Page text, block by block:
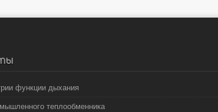
функции дыхания
теплообменника